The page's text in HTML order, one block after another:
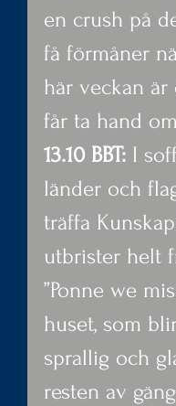
en crush på
få förmåner
här veckan
får ta hand
13.10 BBT: I
länder och
träffa
utbrister helt
”Ponne we
huset, som
sprallig och
resten av